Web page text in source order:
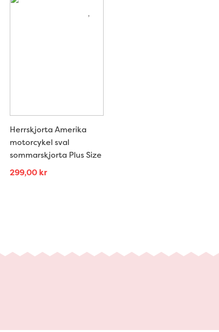
Herrskjorta Amerika
motorcykel sval
sommarskjorta Plus Size
299,00 kr